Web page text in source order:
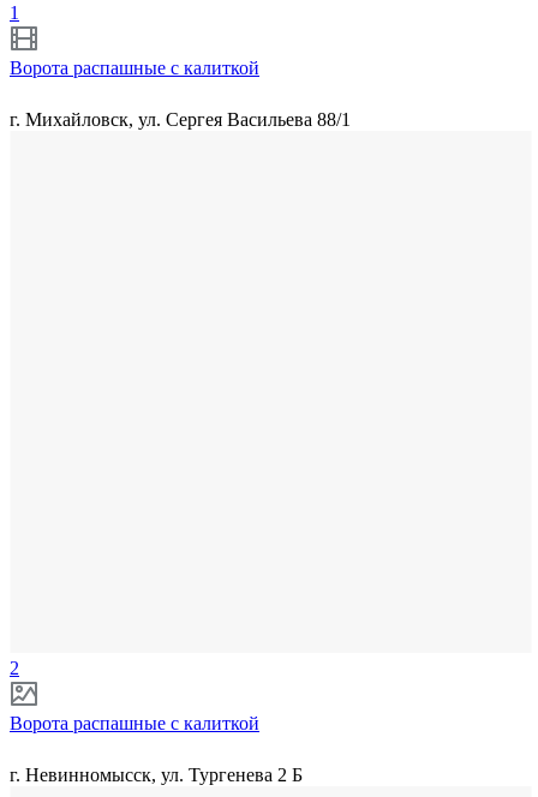
1
Ворота распашные с калиткой
г. Михайловск, ул. Сергея Васильева 88/1
2
Ворота распашные с калиткой
г. Невинномысск, ул. Тургенева 2 Б